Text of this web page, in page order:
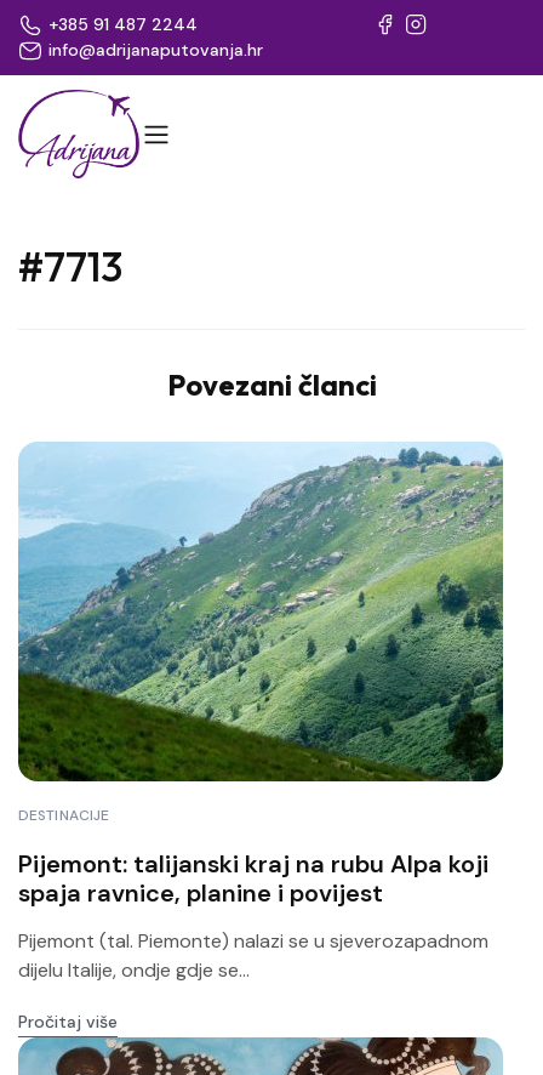
+385 91 487 2244
info@adrijanaputovanja.hr
#7713
Povezani članci
DESTINACIJE
Pijemont: talijanski kraj na rubu Alpa koji
spaja ravnice, planine i povijest
Pijemont (tal. Piemonte) nalazi se u sjeverozapadnom
dijelu Italije, ondje gdje se...
Pročitaj više